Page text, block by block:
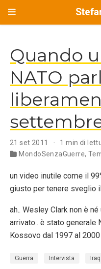
Quando
NATO
21 set 2011
1 min di
MondoSenzaGuerre,
un video inutile come il
giusto per tenere sveglio
ah.. Wesley Clark non è
arrivato.. è stato generale
Kossovo dal 1997 al
Guerra Intervista Iraq